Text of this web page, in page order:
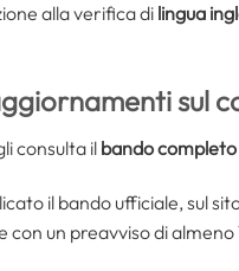
allaverifica di lingua
sul
consulta il bando completo
il bando ufficiale, sul
con un preavviso di almeno